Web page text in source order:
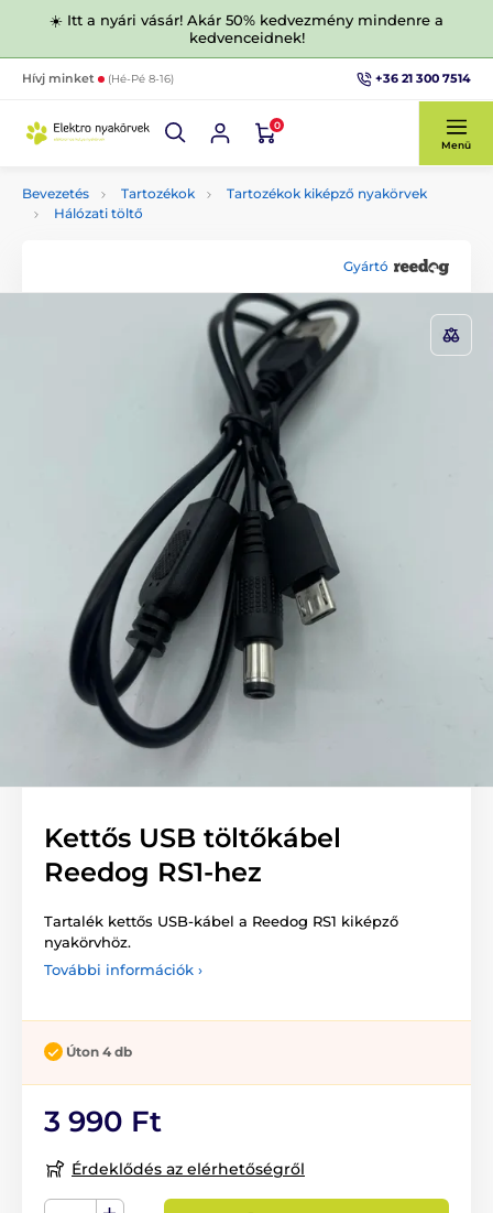
☀️ Itt a nyári vásár! Akár 50% kedvezmény mindenre a
kedvenceidnek!
Hívj minket (Hé-Pé 8-16) +36 21 300 7514
0
Menü
Bevezetés Tartozékok
Tartozékok kiképző nyakörvek
Hálózati töltő
Gyártó
Kettős USB töltőkábel
Reedog RS1-hez
Tartalék kettős USB-kábel a Reedog RS1 kiképző
nyakörvhöz.
További információk ›
Úton 4 db
3 990 Ft
Érdeklődés az elérhetőségről